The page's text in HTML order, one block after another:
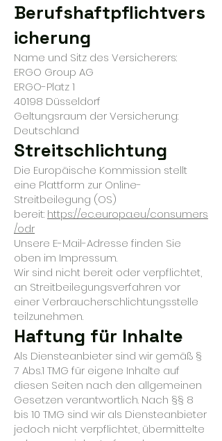
Berufshaftpflichtvers
icherung
Name und Sitz des Versicherers:
ERGO Group AG
ERGO-Platz 1
40198 Düsseldorf
Geltungsraum der Versicherung:
Deutschland
Streitschlichtung
Die Europäische Kommission stellt
eine Plattform zur Online-
Streitbeilegung (OS)
bereit: https://ec.europa.eu/consumers
/odr
Unsere E-Mail-Adresse finden Sie
oben im Impressum.
Wir sind nicht bereit oder verpflichtet,
an Streitbeilegungsverfahren vor
einer Verbraucherschlichtungsstelle
teilzunehmen.
Haftung für Inhalte
Als Diensteanbieter sind wir gemäß §
7 Abs.1 TMG für eigene Inhalte auf
diesen Seiten nach den allgemeinen
Gesetzen verantwortlich. Nach §§ 8
bis 10 TMG sind wir als Diensteanbieter
jedoch nicht verpflichtet, übermittelte